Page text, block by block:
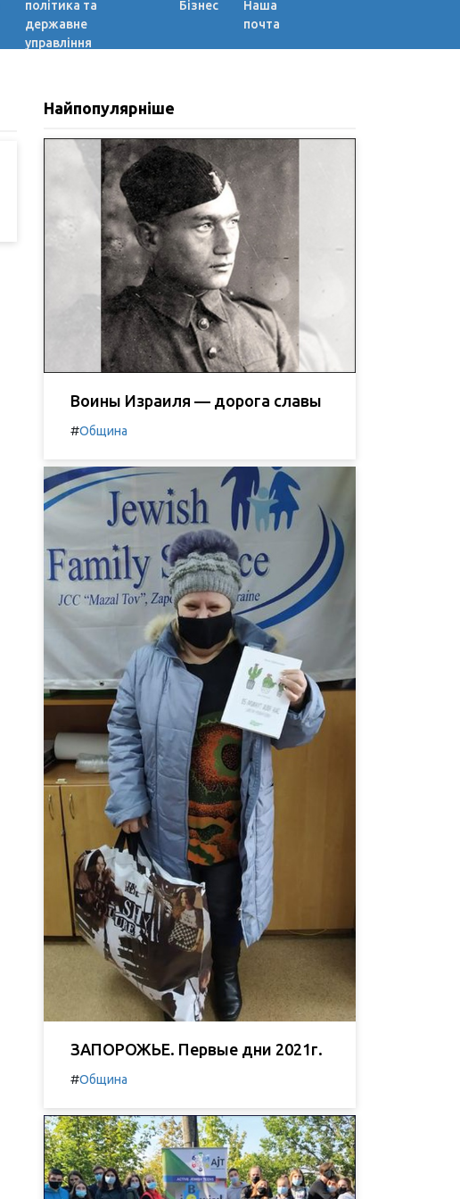
політика та
державне
управління
Бізнес
Наша
почта
Найпопулярніше
Воины Израиля — дорога славы
#Община
ЗАПОРОЖЬЕ. Первые дни 2021г.
#Община